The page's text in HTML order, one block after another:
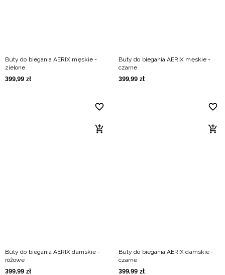
Buty do biegania AERIX męskie -
zielone
399,99 zł
Buty do biegania AERIX męskie -
czarne
399,99 zł
Buty do biegania AERIX damskie -
różowe
399,99 zł
Buty do biegania AERIX damskie -
czarne
399,99 zł